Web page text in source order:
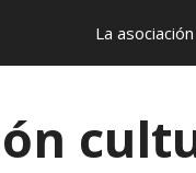
La asociación